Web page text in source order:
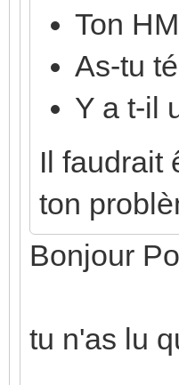
Ton
As-tu
Y a t-il
Il faudrait
ton
Bonjour
tu n'as lu